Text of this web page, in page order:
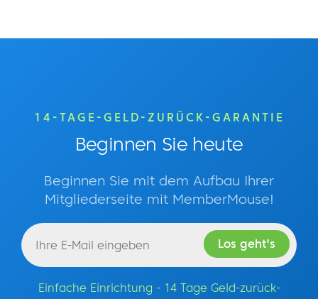
14-TAGE-GELD-ZURÜCK-GARANTIE
Beginnen Sie heute
Beginnen Sie mit dem Aufbau Ihrer
Mitgliederseite mit MemberMouse!
Einfache Einrichtung - 14 Tage Geld-zurück-